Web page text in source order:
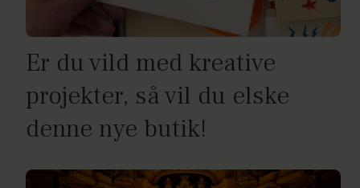
Er du vild med kreative
projekter, så vil du elske
denne nye butik!